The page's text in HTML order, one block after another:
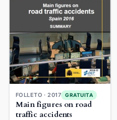
FOLLETO · 2017 GRATUITA
Main figures on road
traffic accidents